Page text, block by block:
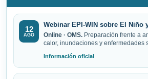
12
AGO
Webinar EPI-WIN sobre El Niño
Online · OMS. Preparación frente a
calor, inundaciones y enfermedades
Información oficial